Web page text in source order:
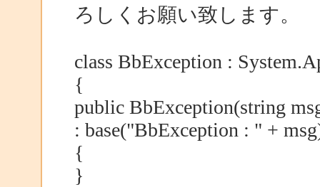
ろしくお願い致します。
class BbException :
{
public BbException(string
: base("BbException : " +
{
}